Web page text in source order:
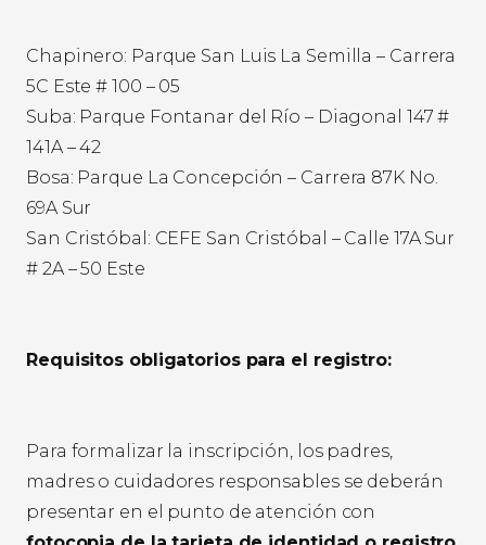
Chapinero: Parque San Luis La Semilla – Carrera
5C Este # 100 – 05
Suba: Parque Fontanar del Río – Diagonal 147 #
141A – 42
Bosa: Parque La Concepción – Carrera 87K No.
69A Sur
San Cristóbal: CEFE San Cristóbal – Calle 17A Sur
# 2A – 50 Este
Requisitos obligatorios para el registro:
Para formalizar la inscripción, los padres,
madres o cuidadores responsables se deberán
presentar en el punto de atención con